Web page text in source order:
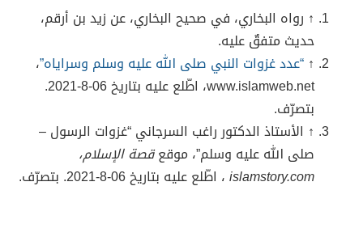
↑ رواه البخاري، في صحيح البخاري، عن زيد بن أرقم،
حديث متفقٌ عليه.
↑ “عدد غزوات النبي صلى الله عليه وسلم وسراياه”،
www.islamweb.net، اطّلع عليه بتاريخ 06-8-2021.
بتصرّف.
↑ الأستاذ الدكتور راغب السرجاني “غزوات الرسول –
صلى الله عليه وسلم”، موقعقصة الإسلام،
islamstory.com، اطّلع عليه بتاريخ 06-8-2021. بتصرّف.